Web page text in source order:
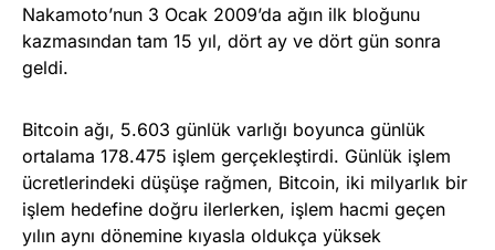
Nakamoto’nun 3 Ocak 2009’da ağın ilk bloğunu
kazmasından tam 15 yıl, dört ay ve dört gün sonra
geldi.
Bitcoin ağı, 5.603 günlük varlığı boyunca günlük
ortalama 178.475 işlem gerçekleştirdi. Günlük işlem
ücretlerindeki düşüşe rağmen, Bitcoin, iki milyarlık bir
işlem hedefine doğru ilerlerken, işlem hacmi geçen
yılın aynı dönemine kıyasla oldukça yüksek